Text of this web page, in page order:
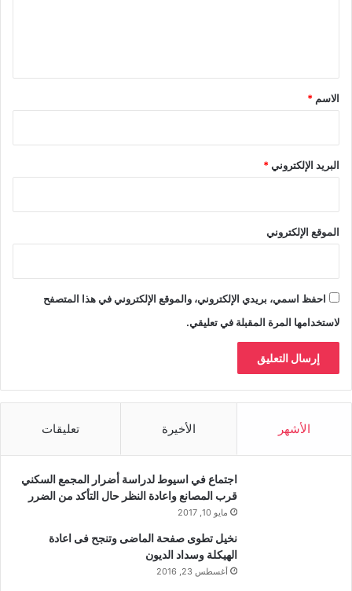
*
الاسم *
البريد الإلكتروني*
الموقع الإلكتروني
احفظ اسمي، بريدي الإلكتروني، والموقع الإلكتروني في هذا المتصفح
لاستخدامها المرة المقبلة في تعليقي.
الأشهر الأخيرة تعليقات
اجتماع في اسيوط لدراسة أضرار المجمع السكني
قرب المصانع واعادة النظر حال التأكد من الضرر
مايو 10, 2017
نخيل تطوى صفحة الماضى وتنجح فى اعادة
الهيكلة وسداد الديون
أغسطس 23, 2016